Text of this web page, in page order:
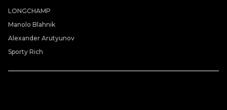
LONGCHAMP
Manolo Blahnik
Alexander Arutyunov
Sporty Rich